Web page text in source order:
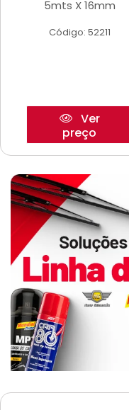
5mts X 16mm
Código: 52211
Ver
preço